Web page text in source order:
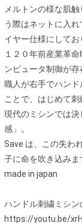
メルトンの様な肌
う際はネットに入
イヤー仕様にして
１２０年前産業革
ンピュータ制御が存
職人が右手でハン
ことで、はじめて刺
現代のミシンでは
感」。
Save は、この失わ
子に命を吹き込みま
made in japan
ハンドル刺繍ミシン
https://youtu.be/